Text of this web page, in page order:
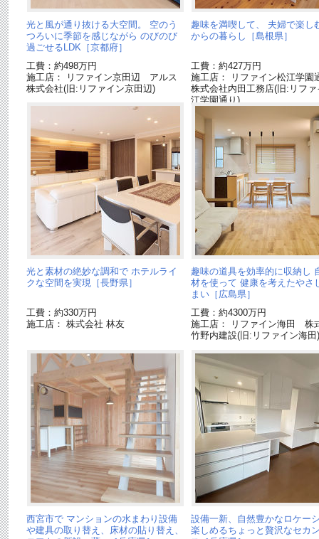
光と風が通り抜ける大空間。 空のう
つろいに季節を感じながら のびのび
過ごせるLDK［京都府］
工費：約498万円
施工店： リファイン京田辺 アルス
株式会社(旧:リファイン京田辺)
趣味を満喫して、 夫婦で楽し
からの暮らし［島根県］
工費：約427万円
施工店： リファイン松江学
株式会社内田工務店(旧:リファ
江学園通り)
光と素材の絶妙な調和で ホテルライ
クな空間を実現［長野県］
工費：約330万円
施工店： 株式会社 林友
趣味の道具を効率的に収納し
材を使って 健康を考えたやさ
まい［広島県］
工費：約4300万円
施工店： リファイン海田 株
竹野内建設(旧:リファイン海田)
西宮市で マンションの水まわり設備
や建具の取り替え、床材の貼り替え、
設備一新、自然豊かなロケー
楽しめるちょっと贅沢なセカ